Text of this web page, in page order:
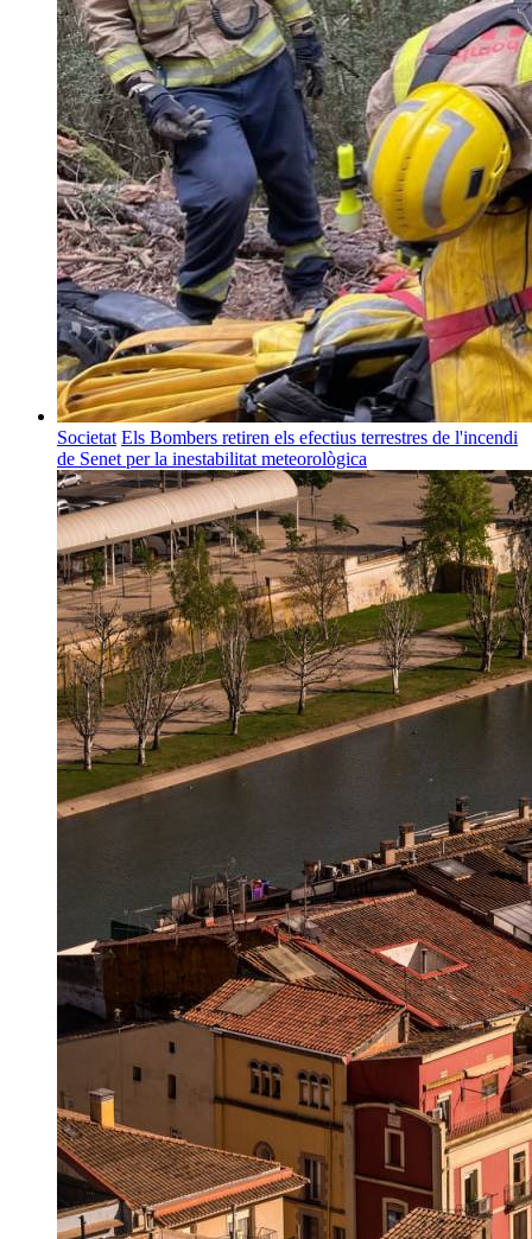
Societat Els Bombers retiren els efectius terrestres de l'incendi
de Senet per la inestabilitat meteorològica